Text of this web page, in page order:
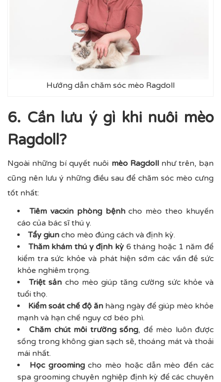
Hướng dẫn chăm sóc mèo Ragdoll
6. Cần lưu ý gì khi nuôi mèo
Ragdoll?
Ngoài những bí quyết nuôi mèo Ragdollnhư trên, bạn
cũng nên lưu ý những điều sau để chăm sóc mèo cưng
tốt nhất:
Tiêm vacxin phòng bệnhcho mèo theo khuyến
cáo của bác sĩ thú y.
Tẩy giun cho mèo đúng cách và định kỳ.
Thăm khám thú y định kỳ 6 tháng hoặc 1 năm để
kiểm tra sức khỏe và phát hiện sớm các vấn đề sức
khỏe nghiêm trọng.
Triệt sản cho mèo giúp tăng cường sức khỏe và
tuổi thọ.
Kiểm soát chế độ ăn hàng ngày để giúp mèo khỏe
mạnh và hạn chế nguy cơ béo phì.
Chăm chút môi trường sống, để mèo luôn được
sống trong không gian sạch sẽ, thoáng mát và thoải
mái nhất.
Học groomingcho mèo hoặc dẫn mèo đến các
spa grooming chuyên nghiệp định kỳ để các chuyên